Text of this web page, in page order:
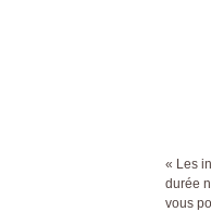
« Les
durée
vous